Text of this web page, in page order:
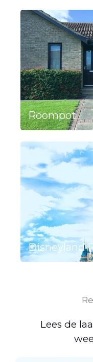
Roompot
Disneyland
Lees de